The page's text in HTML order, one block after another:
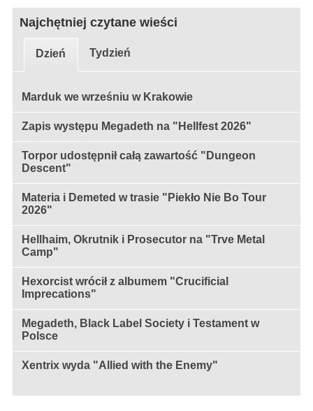
Najchętniej czytane wieści
Dzień Tydzień
Marduk we wrześniu w Krakowie
Zapis występu Megadeth na "Hellfest 2026"
Torpor udostępnił całą zawartość "Dungeon
Descent"
Materia i Demeted w trasie "Piekło Nie Bo Tour
2026"
Hellhaim, Okrutnik i Prosecutor na "Trve Metal
Camp"
Hexorcist wrócił z albumem "Crucificial
Imprecations"
Megadeth, Black Label Society i Testament w
Polsce
Xentrix wyda "Allied with the Enemy"